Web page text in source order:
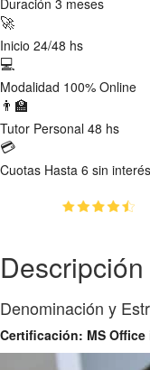
🚀
Inicio 24/48 hs
💻
Modalidad 100% Online
👨‍🏫
Tutor Personal 48 hs
💳
Cuotas Hasta 6 sin interés
Denominación y
Certificación: MS